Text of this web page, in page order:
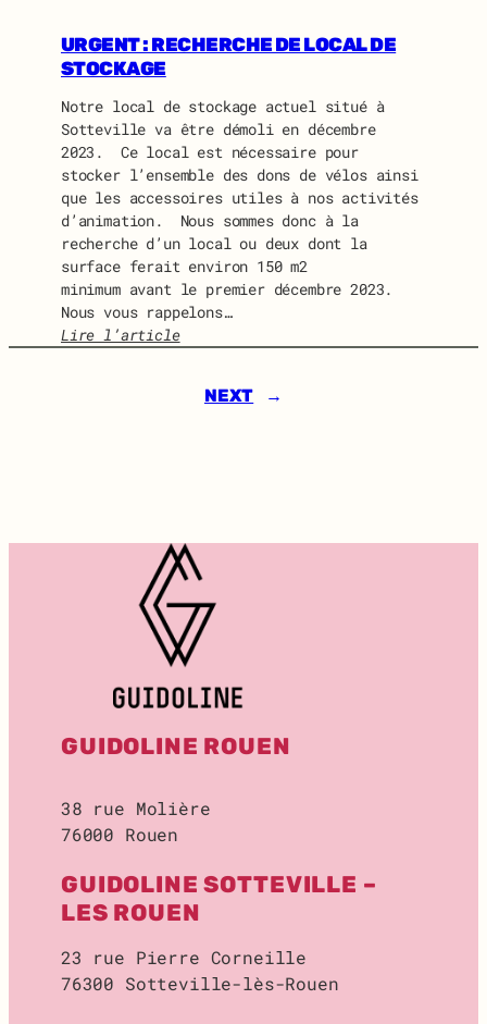
O
N
E
I
N
E
W
S
J
U
I
L
L
E
T
URGENT : RECHERCHE DE LOCAL DE
STOCKAGE
Notre local de stockage actuel situé à
Sotteville va être démoli en décembre
2023. Ce local est nécessaire pour
stocker l’ensemble des dons de vélos ainsi
que les accessoires utiles à nos activités
d’animation. Nous sommes donc à la
recherche d’un local ou deux dont la
surface ferait environ 150 m2
minimum avant le premier décembre 2023.
Nous vous rappelons…
Lire l’article
R
E
C
H
E
R
H
D
O
L
D
S
O
NEXT →
GUIDOLINE ROUEN
38 rue Molière
76000 Rouen
GUIDOLINE SOTTEVILLE –
LES ROUEN
23 rue Pierre Corneille
76300 Sotteville-lès-Rouen